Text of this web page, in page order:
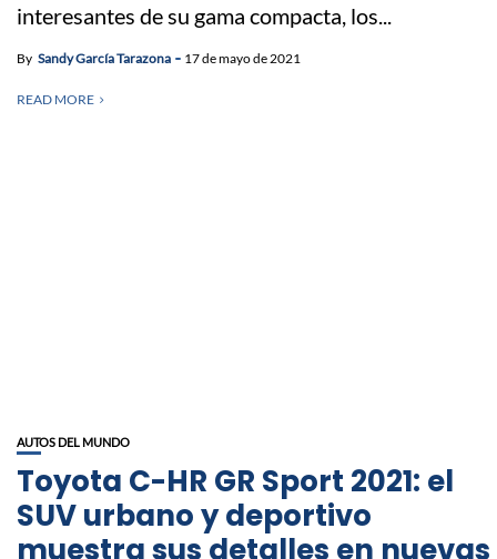
interesantes de su gama compacta, los...
By Sandy García Tarazona 17 de mayo de 2021
READ MORE
AUTOS DEL MUNDO
Toyota C-HR GR Sport 2021: el
SUV urbano y deportivo
muestra sus detalles en nuevas